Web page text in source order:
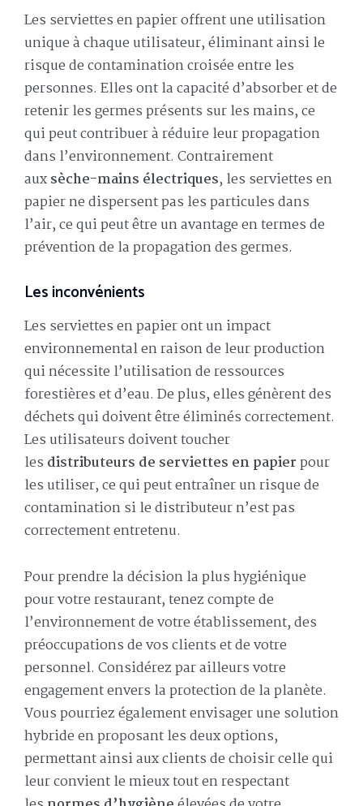
Les serviettes en papier offrent une utilisation
unique à chaque utilisateur, éliminant ainsi le
risque de contamination croisée entre les
personnes. Elles ont la capacité d’absorber et de
retenir les germes présents sur les mains, ce
qui peut contribuer à réduire leur propagation
dans l’environnement. Contrairement
auxsèche-mains électriques, les serviettes en
papier ne dispersent pas les particules dans
l’air, ce qui peut être un avantage en termes de
prévention de la propagation des germes.
Les inconvénients
Les serviettes en papier ont un impact
environnemental en raison de leur production
qui nécessite l’utilisation de ressources
forestières et d’eau. De plus, elles génèrent des
déchets qui doivent être éliminés correctement.
Les utilisateurs doivent toucher
les distributeurs de serviettes en papierpour
les utiliser, ce qui peut entraîner un risque de
contamination si le distributeur n’est pas
correctement entretenu.
Pour prendre la décision la plus hygiénique
pour votre restaurant, tenez compte de
l’environnement de votre établissement, des
préoccupations de vos clients et de votre
personnel. Considérez par ailleurs votre
engagement envers la protection de la planète.
Vous pourriez également envisager une solution
hybride en proposant les deux options,
permettant ainsi aux clients de choisir celle qui
leur convient le mieux tout en respectant